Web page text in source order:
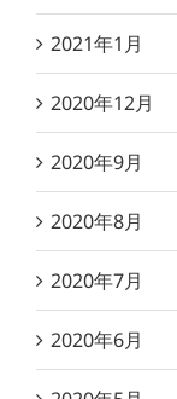
2021年1月
2020年12月
2020年9月
2020年8月
2020年7月
2020年6月